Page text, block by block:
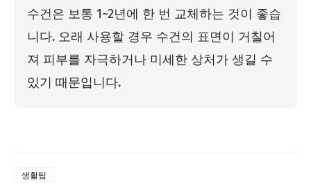
수건은 보통 1~2년에 한 번 교체하는 것이 좋습
니다. 오래 사용할 경우 수건의 표면이 거칠어
져 피부를 자극하거나 미세한 상처가 생길 수
있기 때문입니다.
생활팁